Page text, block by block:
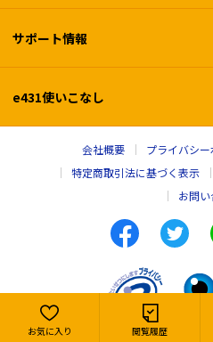
お気に入り 閲覧履歴
サポート情報
e431使いこなし
会社概要 プライバシ
特定商取引法に基づく表示
お問